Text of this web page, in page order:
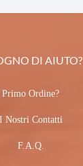
DI AIUTO?
Primo Ordine?
I Nostri Contatti
F.A.Q.